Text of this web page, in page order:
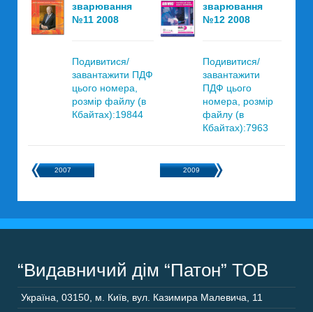
зварювання
№11 2008
Подивитися/
завантажити ПДФ
цього номера,
розмір файлу (в
Кбайтах):19844
зварювання
№12 2008
Подивитися/
завантажити
ПДФ цього
номера, розмір
файлу (в
Кбайтах):7963
2007 2009
“Видавничий дім “Патон” ТОВ
Україна 03150 м. Київ, вул. Казимира Малевича, 11